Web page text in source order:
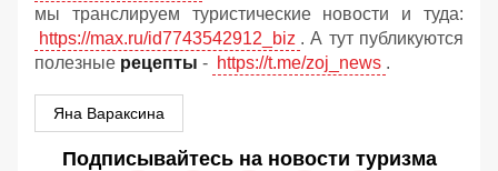
мы транслируем туристические новости и туда:
https://max.ru/id7743542912_biz . А тут публикуются
полезные рецепты - https://t.me/zoj_news .
Яна Вараксина
Подписывайтесь на новости туризма